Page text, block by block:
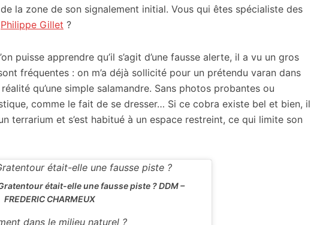
la zone de son signalement initial. Vous qui êtes spécialiste des
Philippe Gillet ?
puisse apprendre qu’il s’agit d’une fausse alerte, il a vu un gros
fréquentes : on m’a déjà sollicité pour un prétendu varan dans
qu’une simple salamandre. Sans photos probantes ou
comme le fait de se dresser… Si ce cobra existe bel et bien, il
terrarium et s’est habitué à un espace restreint, ce qui limite son
était-elle une fausse piste ?DDM –
FREDERIC CHARMEUX
dans le milieu naturel ?